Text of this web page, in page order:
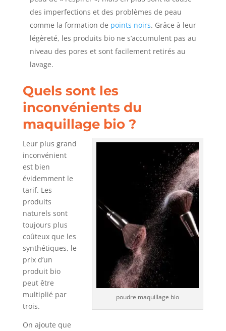
des imperfections et des problèmes de peau
comme la formation de points noirs. Grâce à leur
légèreté, les produits bio ne s’accumulent pas au
niveau des pores et sont facilement retirés au
lavage.
Quels sont les
inconvénients du
maquillage bio ?
poudre maquillage bio
Leur plus grand
inconvénient
est bien
évidemment le
tarif. Les
produits
naturels sont
toujours plus
coûteux que les
synthétiques, le
prix d’un
produit bio
peut être
multiplié par
trois.
On ajoute que